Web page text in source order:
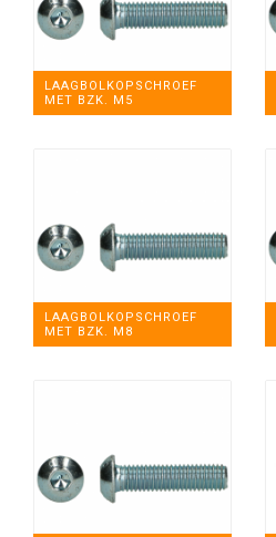
LAAGBOLKOPSCHROEF
MET BZK. M5
LAAGBOLKOPSCHROEF
MET BZK. M8